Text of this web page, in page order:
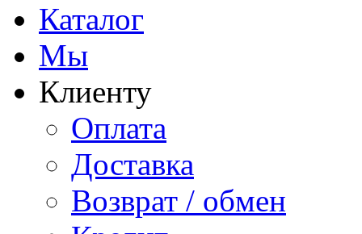
Каталог
Мы
Клиенту
Оплата
Доставка
Возврат / обмен